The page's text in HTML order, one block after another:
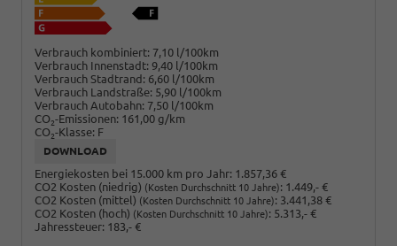
Verbrauch kombiniert: 7,10 l/100km
Verbrauch Innenstadt: 9,40 l/100km
Verbrauch Stadtrand: 6,60 l/100km
Verbrauch Landstraße: 5,90 l/100km
Verbrauch Autobahn: 7,50 l/100km
CO2-Emissionen: 161,00 g/km
CO2-Klasse: F
DOWNLOAD
Energiekosten bei 15.000 km pro Jahr: 1.857,36 €
CO2 Kosten (niedrig) (Kosten Durchschnitt 10 Jahre): 1.449,- €
CO2 Kosten (mittel) (Kosten Durchschnitt 10 Jahre): 3.441,38 €
CO2 Kosten (hoch) (Kosten Durchschnitt 10 Jahre): 5.313,- €
Jahressteuer: 183,- €